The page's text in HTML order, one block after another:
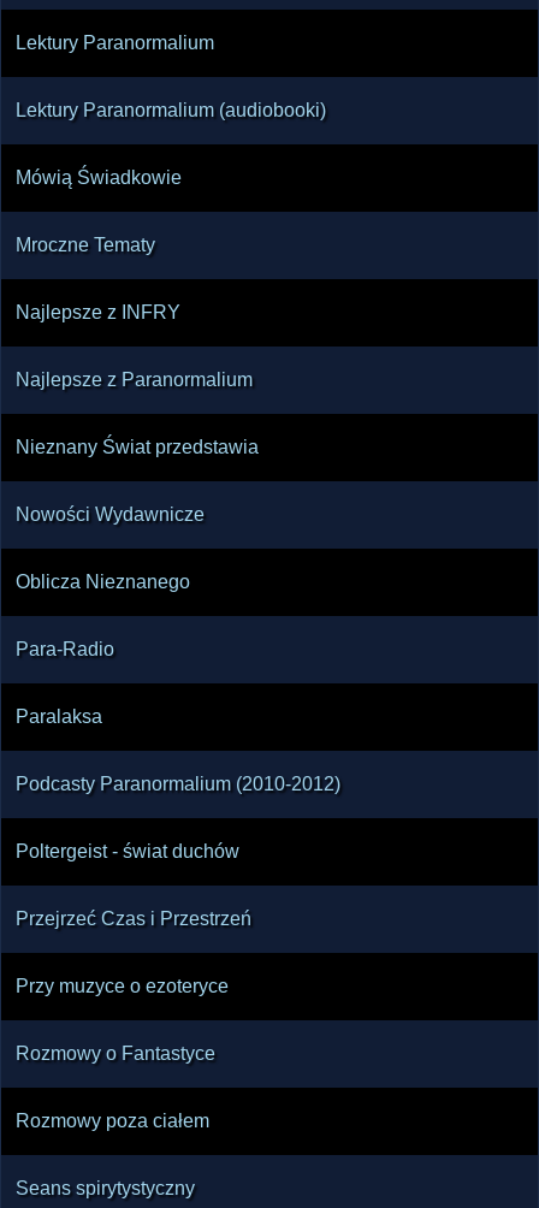
Lektury Paranormalium
Lektury Paranormalium (audiobooki)
Mówią Świadkowie
Mroczne Tematy
Najlepsze z INFRY
Najlepsze z Paranormalium
Nieznany Świat przedstawia
Nowości Wydawnicze
Oblicza Nieznanego
Para-Radio
Paralaksa
Podcasty Paranormalium (2010-2012)
Poltergeist - świat duchów
Przejrzeć Czas i Przestrzeń
Przy muzyce o ezoteryce
Rozmowy o Fantastyce
Rozmowy poza ciałem
Seans spirytystyczny